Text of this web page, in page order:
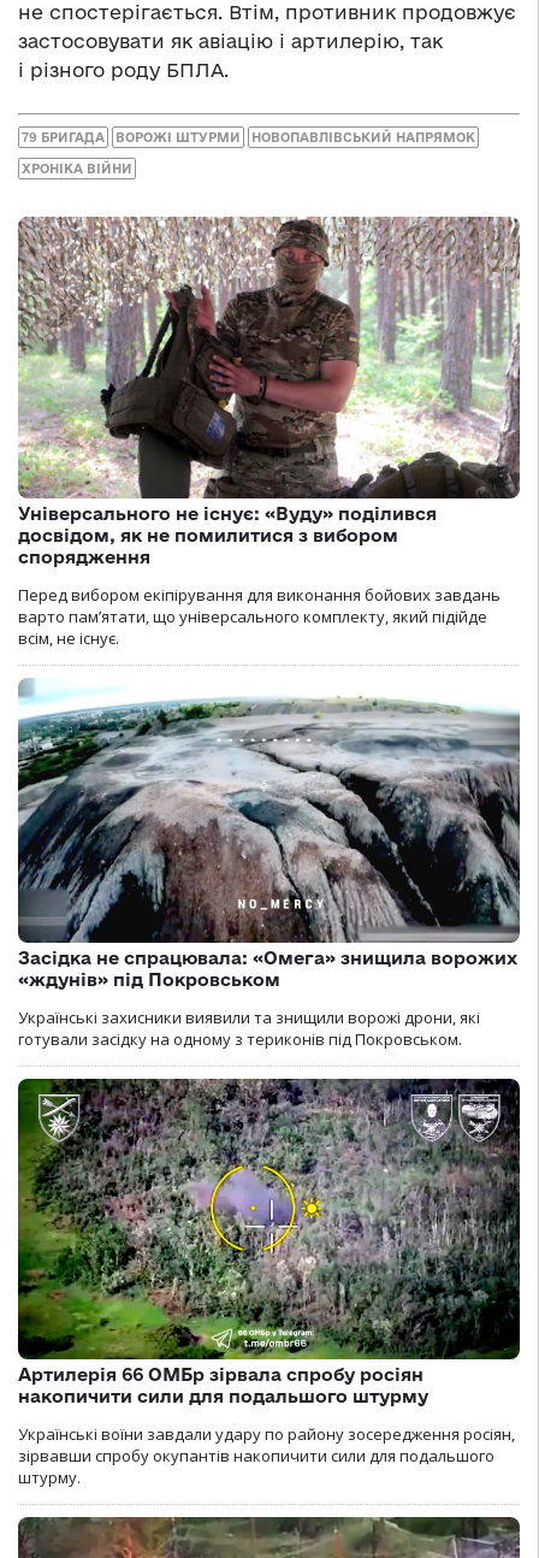
не спостерігається. Втім, противник продовжує
застосовувати як авіацію і артилерію, так
і різного роду БПЛА.
79 БРИГАДА ВОРОЖІ ШТУРМИ НОВОПАВЛІВСЬКИЙ НАПРЯМОК
ХРОНІКА ВІЙНИ
Універсального не існує: «Вуду» поділився
досвідом, як не помилитися з вибором
спорядження
Перед вибором екіпірування для виконання бойових завдань
варто пам’ятати, що універсального комплекту, який підійде
всім, не існує.
Засідка не спрацювала: «Омега» знищила ворожих
«ждунів» під Покровськом
Українські захисники виявили та знищили ворожі дрони, які
готували засідку на одному з териконів під Покровськом.
Артилерія 66 ОМБр зірвала спробу росіян
накопичити сили для подальшого штурму
Українські воїни завдали удару по району зосередження росіян,
зірвавши спробу окупантів накопичити сили для подальшого
штурму.